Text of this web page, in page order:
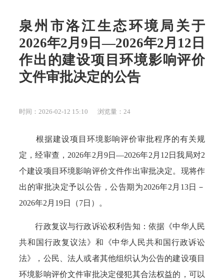
泉州市洛江生态环境局关于
2026年2月9日—2026年2月12日
作出的建设项目环境影响评价
文件审批决定的公告
时间：2026-02-12 15:10 浏览量： 24
根据建设项目环境影响评价审批程序的有关规
定，经审查，2026年2月9日—2026年2月12日我局对2
个建设项目环境影响评价文件作出审批决定。现将作
出的审批决定予以公告，公告期为2026年2月13日－
2026年2月19日（7日）。
行政复议与行政诉讼权利告知：依据《中华人民
共和国行政复议法》和《中华人民共和国行政诉讼
法》，公民、法人或者其他组织认为公告的建设项目
环境影响评价文件审批决定侵犯其合法权益的，可以